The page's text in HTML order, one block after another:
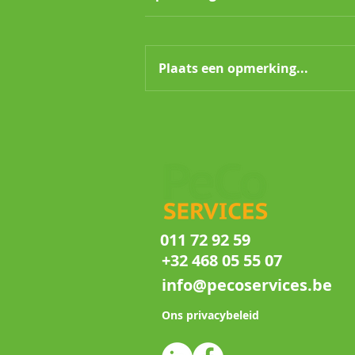
Plaats een opmerking...
011 72 92 59
+32 468 05 55 07
info@pecoservices.be
Ons privacybeleid